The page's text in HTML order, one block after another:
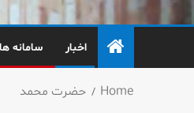
اخبار سامانه ها
Home حضرت محمد